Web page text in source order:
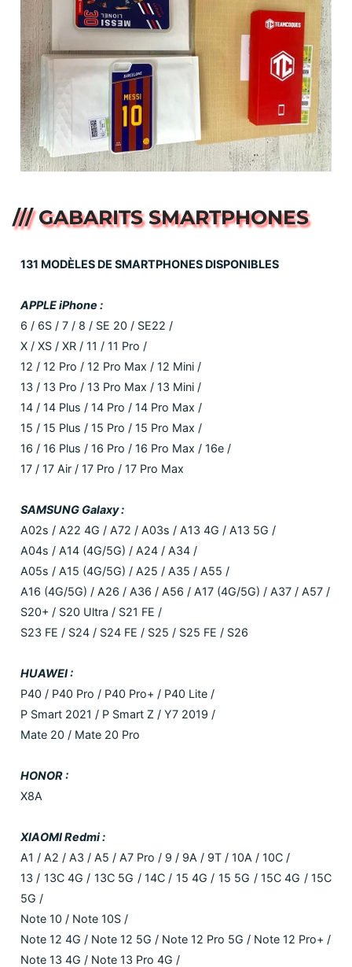
/// GABARITS SMARTPHONES
131 MODÈLES DE SMARTPHONES DISPONIBLES
APPLE iPhone :
6 / 6S / 7 / 8 / SE 20 / SE22 /
X / XS / XR / 11 / 11 Pro /
12 / 12 Pro / 12 Pro Max / 12 Mini /
13 / 13 Pro / 13 Pro Max / 13 Mini /
14 / 14 Plus / 14 Pro / 14 Pro Max /
15 / 15 Plus / 15 Pro / 15 Pro Max /
16 / 16 Plus / 16 Pro / 16 Pro Max / 16e /
17 / 17 Air / 17 Pro / 17 Pro Max
SAMSUNG Galaxy :
A02s / A22 4G / A72 / A03s / A13 4G / A13 5G /
A04s / A14 (4G/5G) / A24 / A34 /
A05s / A15 (4G/5G) / A25 / A35 / A55 /
A16 (4G/5G) / A26 / A36 / A56 / A17 (4G/5G) / A37 / A57 /
S20+ / S20 Ultra / S21 FE /
S23 FE / S24 / S24 FE / S25 / S25 FE / S26
HUAWEI :
P40 / P40 Pro / P40 Pro+ / P40 Lite /
P Smart 2021 / P Smart Z / Y7 2019 /
Mate 20 / Mate 20 Pro
HONOR :
X8A
XIAOMI Redmi :
A1 / A2 / A3 / A5 / A7 Pro / 9 / 9A / 9T / 10A / 10C /
13 / 13C 4G / 13C 5G / 14C / 15 4G / 15 5G / 15C 4G / 15C
5G /
Note 10 / Note 10S /
Note 12 4G / Note 12 5G / Note 12 Pro 5G / Note 12 Pro+ /
Note 13 4G / Note 13 Pro 4G /